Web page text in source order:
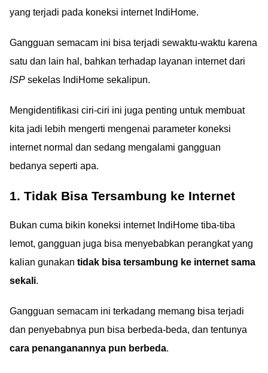
yang terjadi pada koneksi internet IndiHome.
Gangguan semacam ini bisa terjadi sewaktu-waktu karena
satu dan lain hal, bahkan terhadap layanan internet dari
ISP sekelas IndiHome sekalipun.
Mengidentifikasi ciri-ciri ini juga penting untuk membuat
kita jadi lebih mengerti mengenai parameter koneksi
internet normal dan sedang mengalami gangguan
bedanya seperti apa.
1. Tidak Bisa Tersambung ke Internet
Bukan cuma bikin koneksi internet IndiHome tiba-tiba
lemot, gangguan juga bisa menyebabkan perangkat yang
kalian gunakan tidak bisa tersambung ke internet sama
sekali.
Gangguan semacam ini terkadang memang bisa terjadi
dan penyebabnya pun bisa berbeda-beda, dan tentunya
cara penanganannya pun berbeda.